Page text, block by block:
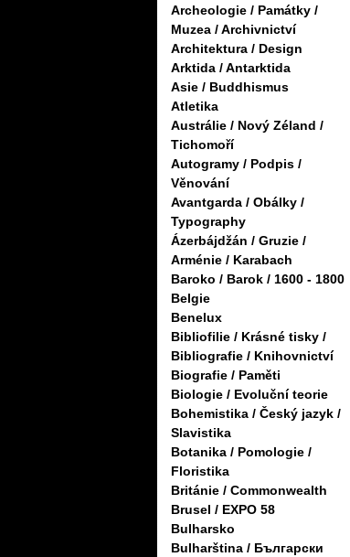
Archeologie / Památky /
Muzea / Archivnictví
Architektura / Design
Arktida / Antarktida
Asie / Buddhismus
Atletika
Austrálie / Nový Zéland /
Tichomoří
Autogramy / Podpis /
Věnování
Avantgarda / Obálky /
Typography
Ázerbájdžán / Gruzie /
Arménie / Karabach
Baroko / Barok / 1600 - 1800
Belgie
Benelux
Bibliofilie / Krásné tisky /
Bibliografie / Knihovnictví
Biografie / Paměti
Biologie / Evoluční teorie
Bohemistika / Český jazyk /
Slavistika
Botanika / Pomologie /
Floristika
Británie / Commonwealth
Brusel / EXPO 58
Bulharsko
Bulharština / Български